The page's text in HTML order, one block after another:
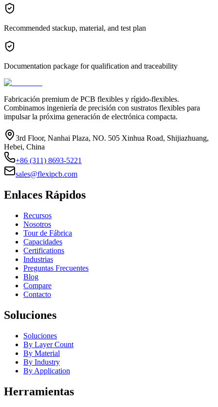
Recommended stackup, material, and test plan
Documentation package for qualification and traceability
Fabricación premium de PCB flexibles y rígido-flexibles.
Combinamos ingeniería de precisión con sustratos flexibles para
impulsar la próxima generación de electrónica compacta.
3rd Floor, Nanhai Plaza, NO. 505 Xinhua Road, Shijiazhuang,
Hebei, China
+86 (311) 8693-5221
sales@flexipcb.com
Enlaces Rápidos
Recursos
Nosotros
Tour de Fábrica
Capacidades
Certifications
Industrias
Preguntas Frecuentes
Blog
Compare
Contacto
Soluciones
Soluciones
By Layer Count
By Material
By Industry
By Application
Herramientas